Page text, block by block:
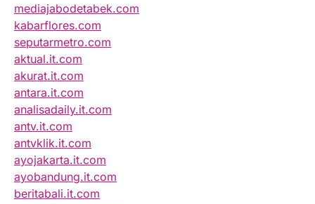
mediajabodetabek.com
kabarflores.com
seputarmetro.com
aktual.it.com
akurat.it.com
antara.it.com
analisadaily.it.com
antv.it.com
antvklik.it.com
ayojakarta.it.com
ayobandung.it.com
beritabali.it.com